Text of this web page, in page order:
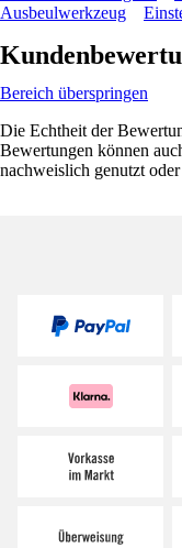
Ausbeulwerkzeug
Bereich überspringen
Die Echtheit der
Bewertungen können
nachweislich genutzt